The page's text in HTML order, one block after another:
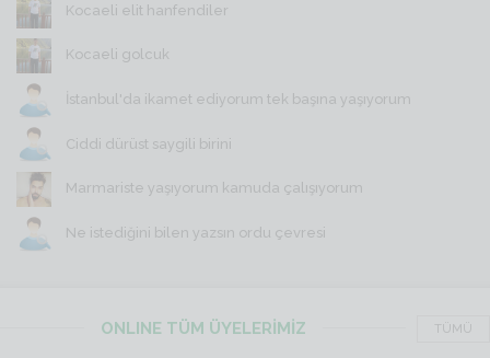
Kocaeli elit hanfendiler
Kocaeli golcuk
İstanbul'da ikamet ediyorum tek başına yaşıyorum
Ciddi dürüst saygili birini
Marmariste yaşıyorum kamuda çalışıyorum
Ne istediğini bilen yazsın ordu çevresi
ONLINE TÜM ÜYELERİMİZ TÜMÜ